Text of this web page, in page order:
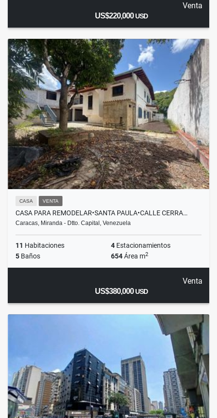
Venta
US$220,000USD
CASA VENTA
CASA PARA REMODELAR•SANTA PAULA•CALLE CERRA…
Caracas, Miranda - Dtto. Capital, Venezuela
11 Habitaciones 4 Estacionamientos
5 Baños 654Área m2
Venta
US$380,000USD